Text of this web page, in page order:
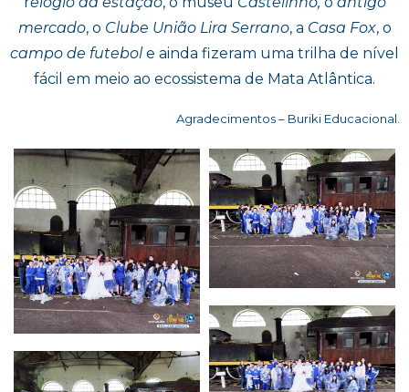
mercado, o Clube União Lira Serrano, a Casa Fox, o
campo de futebol e ainda fizeram uma trilha de nível
fácil em meio ao ecossistema de Mata Atlântica.
Agradecimentos – Buriki Educacional.